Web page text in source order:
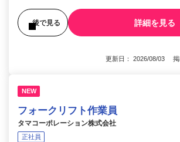
後で見る 詳細を見る
更新日： 2026/08/03 掲
NEW
フォークリフト作業員
タマコーポレーション株式会社
正社員